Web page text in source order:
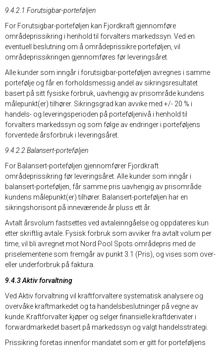
9.4.2.1 Forutsigbar-porteføljen
For Forutsigbar-porteføljen kan Fjordkraft gjennomføre
områdeprissikring i henhold til forvalters markedssyn. Ved en
eventuell beslutning om å områdeprissikre porteføljen, vil
områdeprissikringen gjennomføres før leveringsåret.
Alle kunder som inngår i forutsigbar-porteføljen avregnes i samme
portefølje og får en forholdsmessig andel av sikringsresultatet
basert på sitt fysiske forbruk, uavhengig av prisområde kundens
målepunkt(er) tilhører. Sikringsgrad kan avvike med +/- 20 % i
handels- og leveringsperioden på porteføljenivå i henhold til
forvalters markedssyn og som følge av endringer i porteføljens
forventede årsforbruk i leveringsåret.
9.4.2.2 Balansert-porteføljen
For Balansert-porteføljen gjennomfører Fjordkraft
områdeprissikring før leveringsåret. Alle kunder som inngår i
balansert-porteføljen, får samme pris uavhengig av prisområde
kundens målepunkt(er) tilhører. Balansert-porteføljen har en
sikringshorisont på inneværende år pluss ett år.
Avtalt årsvolum fastsettes ved avtaleinngåelse og oppdateres kun
etter skriftlig avtale. Fysisk forbruk som avviker fra avtalt volum per
time, vil bli avregnet mot Nord Pool Spots områdepris med de
priselementene som fremgår av punkt 3.1 (Pris), og vises som over-
eller underforbruk på faktura.
9.4.3 Aktiv forvaltning
Ved Aktiv forvaltning vil kraftforvaltere systematisk analysere og
overvåke kraftmarkedet og ta handelsbeslutninger på vegne av
kunde. Kraftforvalter kjøper og selger finansielle kraftderivater i
forwardmarkedet basert på markedssyn og valgt handelsstrategi.
Prissikring foretas innenfor mandatet som er gitt for porteføljens